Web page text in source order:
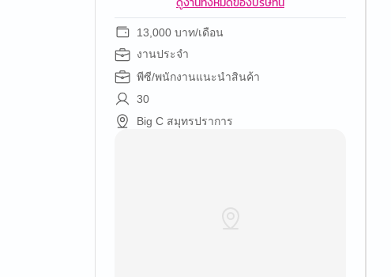
13,000 บาท/เดือน
งานประจำ
พีซี/พนักงานแนะนำสินค้า
30
Big C สมุทรปราการ